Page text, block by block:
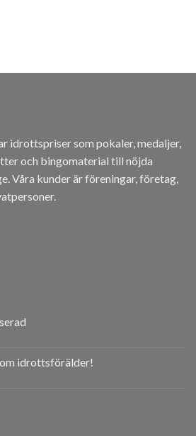
idrottspriser som pokaler, medaljer,
och bingomaterial till nöjda
Våra kunder är föreningar, företag,
idrottsförälder!